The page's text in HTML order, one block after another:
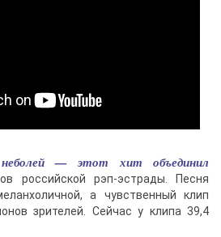
— этот хит объединил
российской рэп-эстрады. Песня
а чувственный клип
зрителей. Сейчас у клипа 39,4